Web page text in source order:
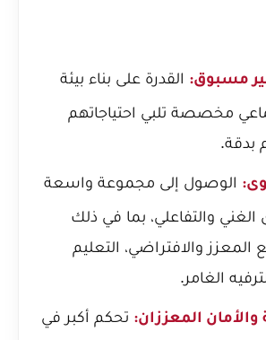
مسبوق: القدرة على بناء بيئة
مخصصة تلبي احتياجاتهم
بدقة.
الوصول إلى مجموعة واسعة
والتفاعلي، بما في ذلك
المعزز والافتراضي، التعليم
الغامر.
المعززان: تحكم أكبر في